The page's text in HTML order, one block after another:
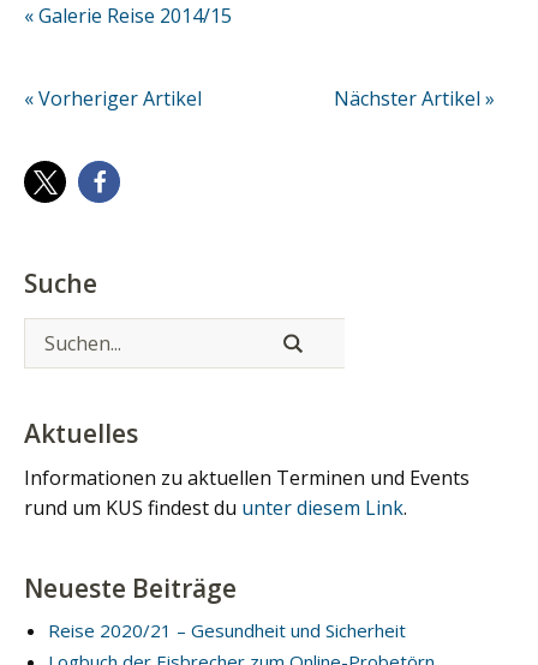
« Galerie Reise 2014/15
Nächster Artikel »
« Vorheriger Artikel
Suche
Aktuelles
Informationen zu aktuellen Terminen und Events
rund um KUS findest du unter diesem Link.
Neueste Beiträge
Reise 2020/21 – Gesundheit und Sicherheit